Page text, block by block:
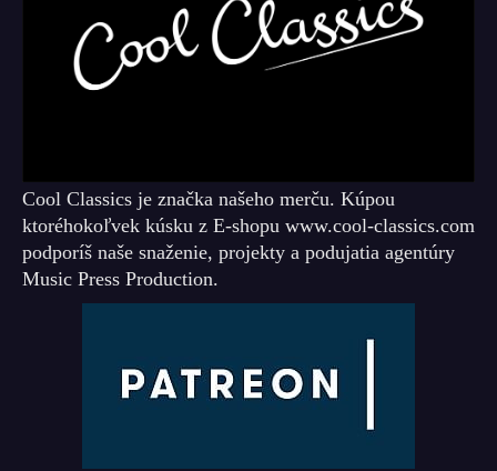
Cool Classics je značka našeho merču. Kúpou
ktoréhokoľvek kúsku z E-shopu www.cool-classics.com
podporíš naše snaženie, projekty a podujatia agentúry
Music Press Production.